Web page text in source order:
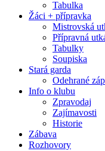
Tabulka
Žáci + přípravka
Mistrovská
Přípravná
Tabulky
Soupiska
Stará garda
Odehrané
Info o klubu
Zpravodaj
Zajímavosti
Historie
Zábava
Rozhovory